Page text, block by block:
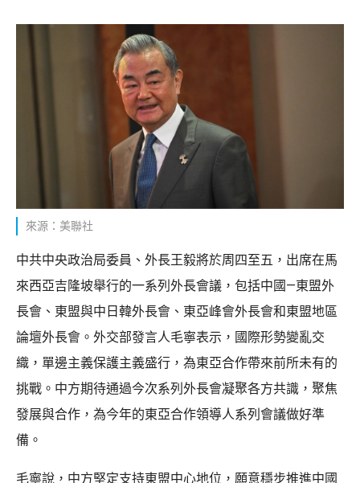
來源：美聯社
中共中央政治局委員、外長王毅將於周四至五，出席在馬
來西亞吉隆坡舉行的一系列外長會議，包括中國—東盟外
長會、東盟與中日韓外長會、東亞峰會外長會和東盟地區
論壇外長會。外交部發言人毛寧表示，國際形勢變亂交
織，單邊主義保護主義盛行，為東亞合作帶來前所未有的
挑戰。中方期待通過今次系列外長會凝聚各方共識，聚焦
發展與合作，為今年的東亞合作領導人系列會議做好準
備。
毛寧說，中方堅定支持東盟中心地位，願意穩步推進中國